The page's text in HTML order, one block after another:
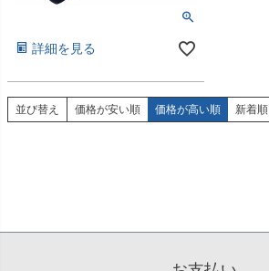
詳細を見る
並び替え 価格が安い順 価格が高い順 新着順